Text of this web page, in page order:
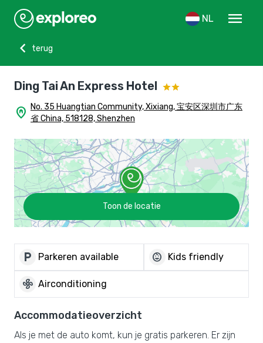
NL
menu
chevron_left
terug
Ding Tai An Express Hotel
home_pin No. 35 Huangtian Community, Xixiang, 宝安区深圳市广东
省 China, 518128, Shenzhen
Toon de locatie
local_parking Parkeren available child_care Kids friendly
mode_fan Airconditioning
Accommodatieoverzicht
Als je met de auto komt, kun je gratis parkeren. Er zijn